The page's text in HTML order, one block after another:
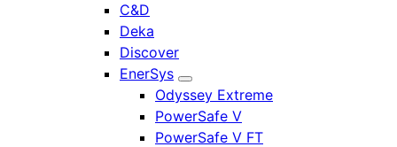
C&D
Deka
Discover
EnerSys
Odyssey Extreme
PowerSafe V
PowerSafe V FT